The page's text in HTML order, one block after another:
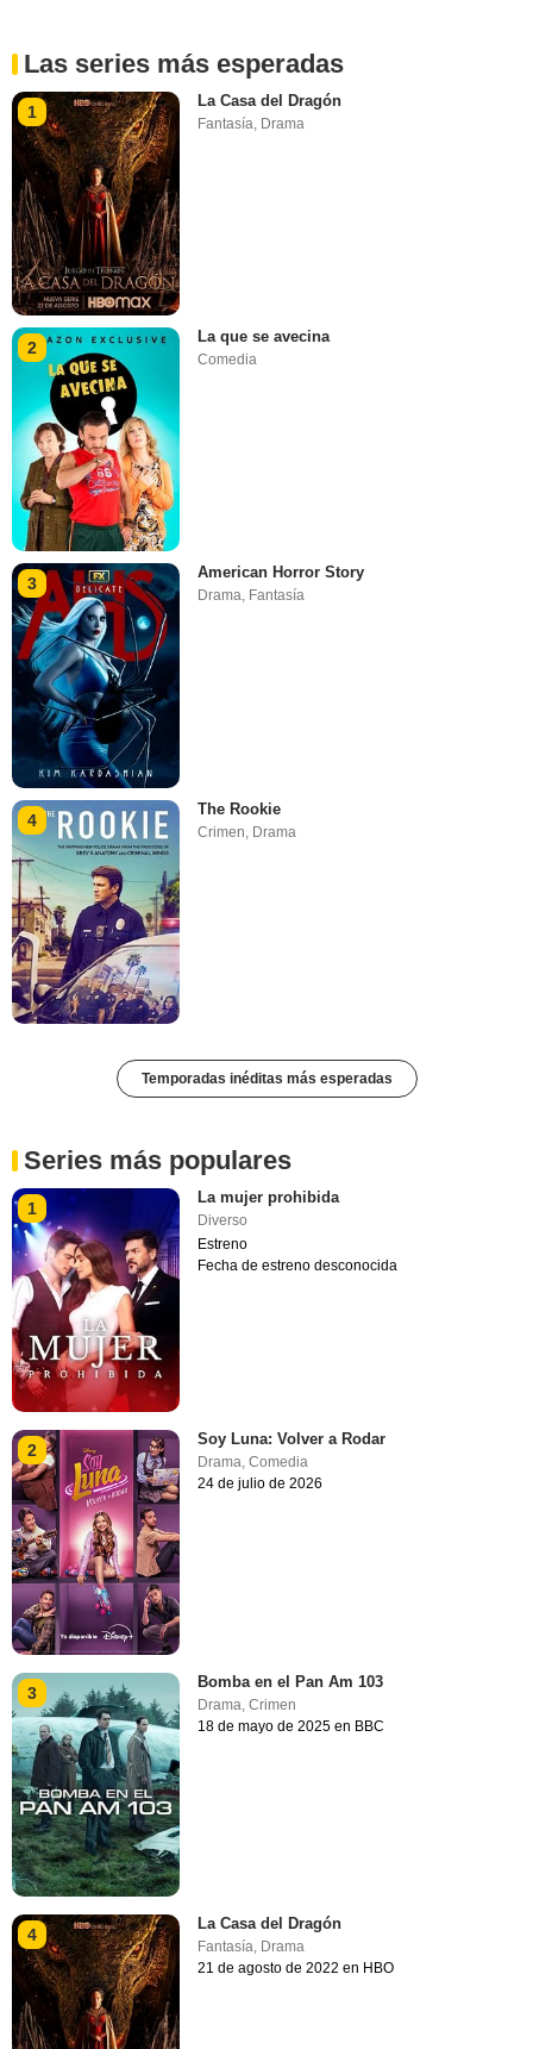
Las series más esperadas
1
La Casa del Dragón
Fantasía Drama
2
La que se avecina
Comedia
3
American Horror Story
Drama, Fantasía
4
The Rookie
Crimen Drama
Temporadas inéditas más esperadas
Series más populares
1
La mujer prohibida
Diverso
Estreno
Fecha de estreno desconocida
2
Soy Luna: Volver a Rodar
Drama,Comedia
24 de julio de 2026
3
Bomba en el Pan Am 103
Drama ,Crimen
18 de mayo de 2025 en BBC
4
La Casa del Dragón
Fantasía, Drama
21 de agosto de 2022 en HBO